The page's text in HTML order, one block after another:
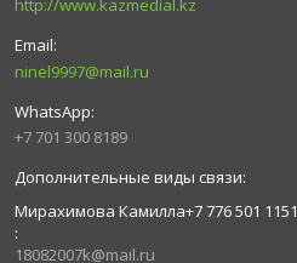
ninel9997@mail.ru
+7 701 300 8189
Мирахимова Камилла+7 776 501 1151
18082007k@mail.ru